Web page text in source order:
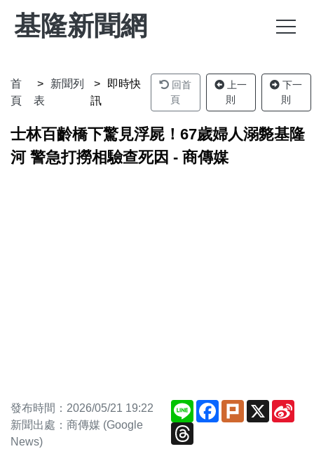
基隆新聞網
首
頁
新聞列
表
即時快
訊
回首
頁
上一
則
下一
則
士林百齡橋下驚見浮屍！67歲婦人溺斃基隆
河 警急打撈相驗查死因 - 商傳媒
發布時間：2026/05/21 19:22
新聞出處：商傳媒 (Google
News)
Line Facebook
Plurk X